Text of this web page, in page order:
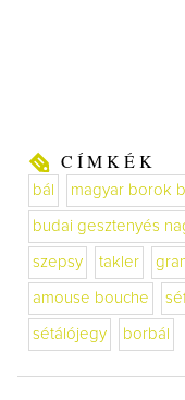
CÍMKÉK
bál magyar borok
budai gesztenyés
szepsy takler
amouse bouche
sétálójegy borbál